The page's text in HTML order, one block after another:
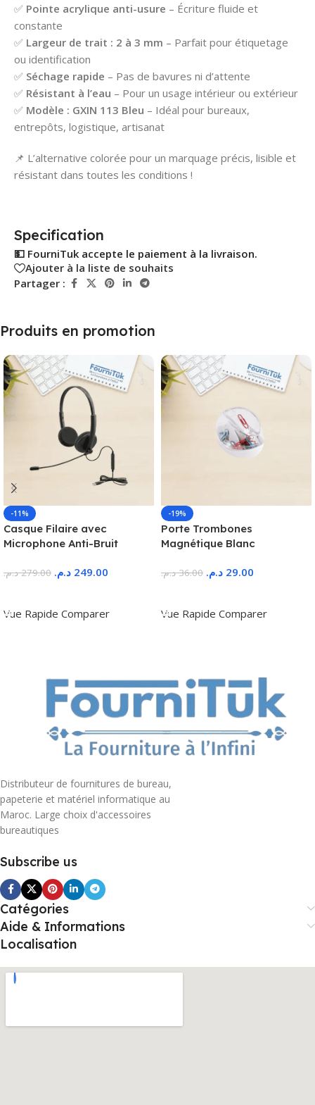
✅ Pointe acrylique anti-usure – Écriture fluide et
constante
✅ Largeur de trait : 2 à 3 mm – Parfait pour étiquetage
ou identification
✅ Séchage rapide – Pas de bavures ni d’attente
✅ Résistant à l’eau – Pour un usage intérieur ou extérieur
✅ Modèle : GXIN 113 Bleu – Idéal pour bureaux,
entrepôts, logistique, artisanat
📌 L’alternative colorée pour un marquage précis, lisible et
résistant dans toutes les conditions !
Specification
💵 FourniTuk accepte le paiement à la livraison.
Ajouter à la liste de souhaits
Partager :
Produits en promotion
-11%
Casque Filaire avec
Microphone Anti-Bruit
279.00 د.م. 249.00 د.م.
Vue Rapide Comparer
-19%
Porte Trombones
Magnétique Blanc
36.00 د.م. 29.00 د.م.
Vue Rapide Comparer
Distributeur de fournitures de bureau,
papeterie et matériel informatique au
Maroc. Large choix d'accessoires
bureautiques
Subscribe us
Catégories
Aide & Informations
Localisation